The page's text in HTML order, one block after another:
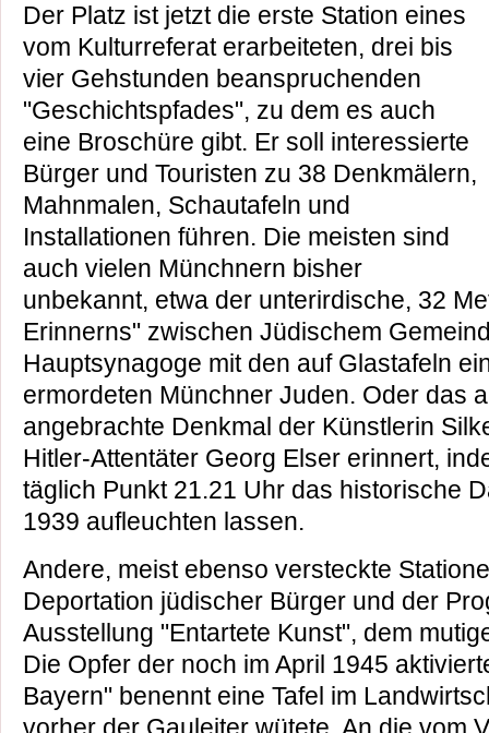
Der Platz ist jetzt die erste Station eines
vom Kulturreferat erarbeiteten, drei bis
vier Gehstunden beanspruchenden
"Geschichtspfades", zu dem es auch
eine Broschüre gibt. Er soll interessierte
Bürger und Touristen zu 38 Denkmälern,
Mahnmalen, Schautafeln und
Installationen führen. Die meisten sind
auch vielen Münchnern bisher
unbekannt, etwa der unterirdische, 32
Erinnerns" zwischen Jüdischem
Hauptsynagoge mit den auf Glastafeln
ermordeten Münchner Juden. Oder das
angebrachte Denkmal der Künstlerin
Hitler-Attentäter Georg Elser erinnert,
täglich Punkt 21.21 Uhr das historische
1939 aufleuchten lassen.
Andere, meist ebenso versteckte
Deportation jüdischer Bürger und der
Ausstellung "Entartete Kunst", dem
Die Opfer der noch im April 1945
Bayern" benennt eine Tafel im